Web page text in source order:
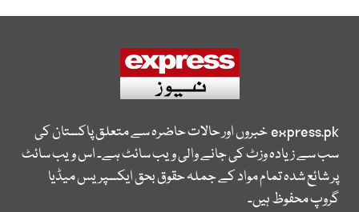
express.pkخبروں اور حالات حاضرہ سے متعلق پاکستان کی
سب سے زیادہ وزٹ کی جانے والی ویب سائٹ ہے۔ اس ویب سائٹ
پر شائع شدہ تمام مواد کے جملہ حقوق بحق ایکسپریس میڈیا
گروپ محفوظ ہیں۔